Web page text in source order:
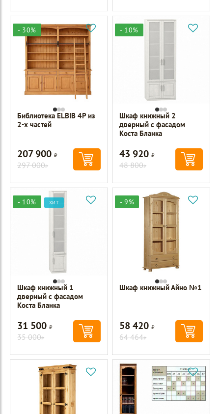
- 30%
Библиотека ELBIB 4P из
2-х частей
207 900Р
297 000Р
- 10%
Шкаф книжный 2
дверный с фасадом
Коста Бланка
43 920Р
48 800Р
- 10% ХИТ
Шкаф книжный 1
дверный с фасадом
Коста Бланка
31 500Р
35 000Р
- 9%
Шкаф книжный Айно №1
58 420Р
64 464Р